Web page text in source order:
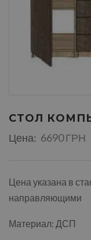
СТОЛ
Цена: 6690 ГРН
Цена указана в
направляющими
Материал: ДСП